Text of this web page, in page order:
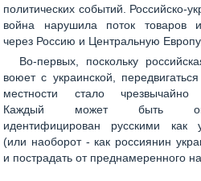
политических событий. Российско-
война нарушила поток товаров
через Россию и Центральную Европу.
Во-первых, поскольку
воюет с украинской,
местности стало чрезвычайно
Каждый может быть
идентифицирован русскими как
(или наоборот - как россиянин
и пострадать от преднамеренного